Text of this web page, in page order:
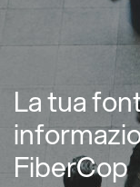
La tua
FiberCop